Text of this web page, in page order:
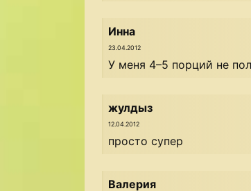
Инна
23.04.2012
У меня 4–5 порций не
жулдыз
12.04.2012
просто супер
Валерия